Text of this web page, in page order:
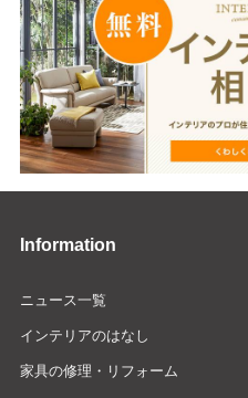
Information
ニュース一覧
インテリアのはなし
家具の修理・リフォーム